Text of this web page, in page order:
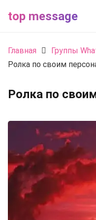
top message
Главная
Группы
Ролка по своим
Ролка по